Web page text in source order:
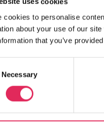
cookies to personalise
about your use of our
that you’ve
Necessary
handler om at skabe
Park præsenterer
og reflekterer yngre
Mungo Park tilføjet
arbejde rettet
københavnske vestegn.
som for eksempel
nylig har indledt et